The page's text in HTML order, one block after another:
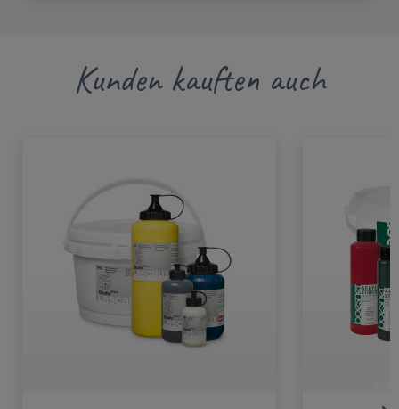
Kunden kauften auch